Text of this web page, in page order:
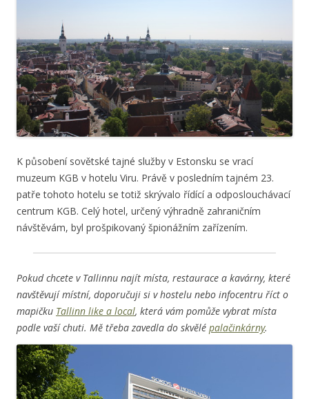
K působení sovětské tajné služby v Estonsku se vrací
muzeum KGB v hotelu Viru. Právě v posledním tajném 23.
patře tohoto hotelu se totiž skrývalo řídící a odposlouchávací
centrum KGB. Celý hotel, určený výhradně zahraničním
návštěvám, byl prošpikovaný špionážním zařízením.
Pokud chcete v Tallinnu najít místa, restaurace a kavárny, které
navštěvují místní, doporučuji si v hostelu nebo infocentru říct o
mapičku Tallinn like a local, která vám pomůže vybrat místa
podle vaší chuti. Mě třeba zavedla do skvělé palačinkárny.